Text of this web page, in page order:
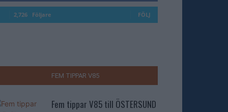
2,726 Följare FÖLJ
FEM TIPPAR V85
Fem tippar V85 till ÖSTERSUND